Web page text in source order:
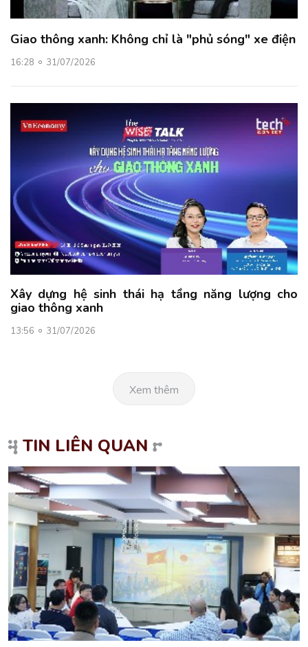
Giao thông xanh: Không chỉ là "phủ sóng" xe điện
16:28 31/07/2026
Xây dựng hệ sinh thái hạ tầng năng lượng cho
giao thông xanh
13:56 31/07/2026
Xem thêm
TIN LIÊN QUAN